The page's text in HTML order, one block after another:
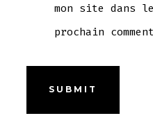
mon site dans
prochain